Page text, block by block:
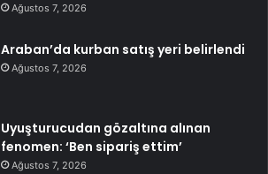
Ağustos 7, 2026
Araban’da kurban satış yeri belirlendi
Ağustos 7, 2026
Uyuşturucudan gözaltına alınan
fenomen: ‘Ben sipariş ettim’
Ağustos 7, 2026